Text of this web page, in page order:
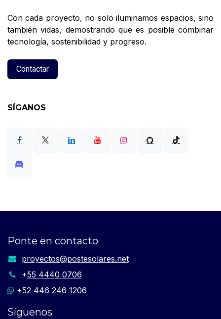
Con cada proyecto, no solo iluminamos espacios, sino
también vidas, demostrando que es posible combinar
tecnología, sostenibilidad y progreso.
Contactar
SÍGANOS
Ponte en contacto
proyectos​@postesolares.net​
+55 4440 0706
+52 446 246 1206
Síguenos